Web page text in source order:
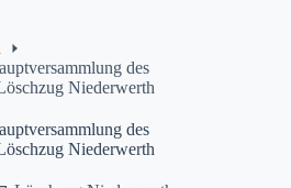
des
Niederwerth
des
Niederwerth